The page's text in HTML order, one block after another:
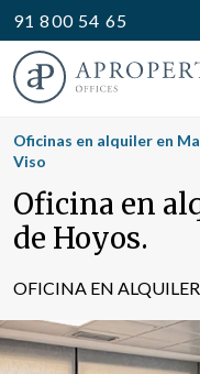
91 800 54 65
Encuentre su
Tipo
Oficinas en alquiler en
Viso
Oficina en
de Hoyos.
OFICINA EN ALQUILER